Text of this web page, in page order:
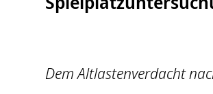
Dem Altlastenverdacht